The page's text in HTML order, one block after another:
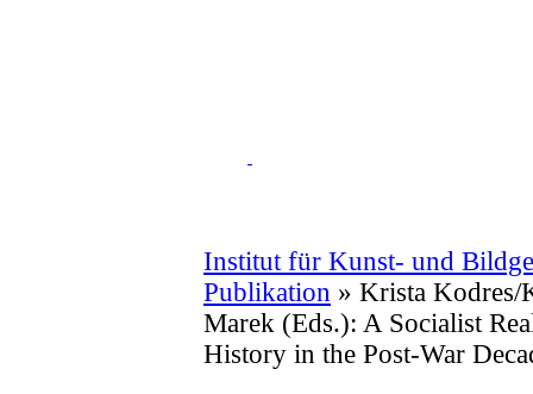
Institut für Kunst- und
Publikation » Krista Kodres/
Marek (Eds.): A Socialist
History in the Post-War